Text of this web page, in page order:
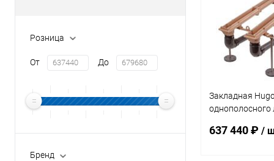
Розница
От До
Бренд
Закладная
однополосного
(8755150)
637 440 ₽ /